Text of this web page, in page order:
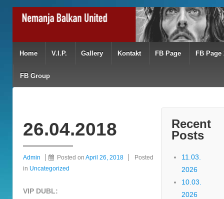
Home V.I.P. Gallery Kontakt FB Page FB Page
FB Group
26.04.2018
Admin Posted on April 26, 2018
Posted
in Uncategorized
VIP DUBL:
Recent
Posts
11.03.
2026
10.03.
2026